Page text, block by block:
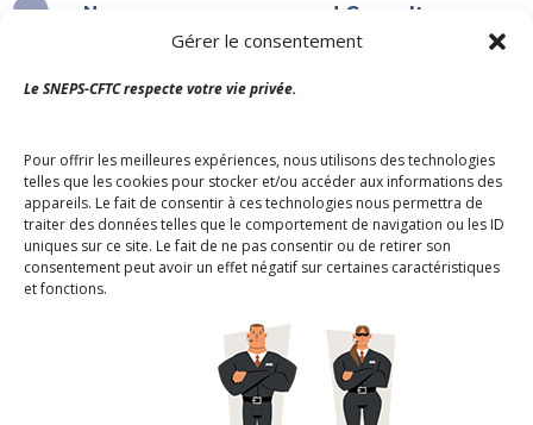
Gérer le consentement
Le SNEPS-CFTC respecte votre vie privée.
Pour offrir les meilleures expériences, nous utilisons des technologies
telles que les cookies pour stocker et/ou accéder aux informations des
appareils. Le fait de consentir à ces technologies nous permettra de
traiter des données telles que le comportement de navigation ou les ID
uniques sur ce site. Le fait de ne pas consentir ou de retirer son
consentement peut avoir un effet négatif sur certaines caractéristiques
et fonctions.
Nous ne spammons pas ! Consultez
politique de confidentialité